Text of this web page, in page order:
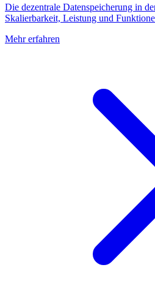
Die dezentrale Datenspeicherung in
Skalierbarkeit, Leistung und
Mehr erfahren